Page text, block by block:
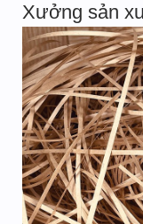
Xưởng sản